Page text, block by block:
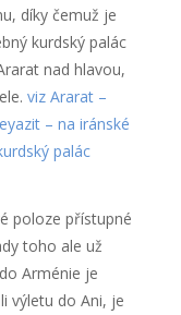
díky čemuž je
kurdský palác
nad hlavou,
viz Ararat –
– na iránské
palác
poloze přístupné
toho ale už
Arménie je
výletu do Ani, je